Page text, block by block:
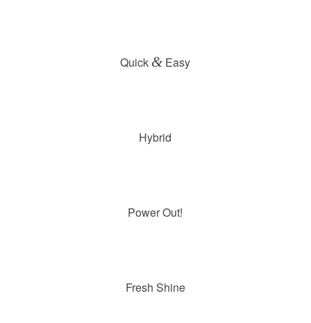
Quick & Easy
Hybrid
Power Out!
Fresh Shine